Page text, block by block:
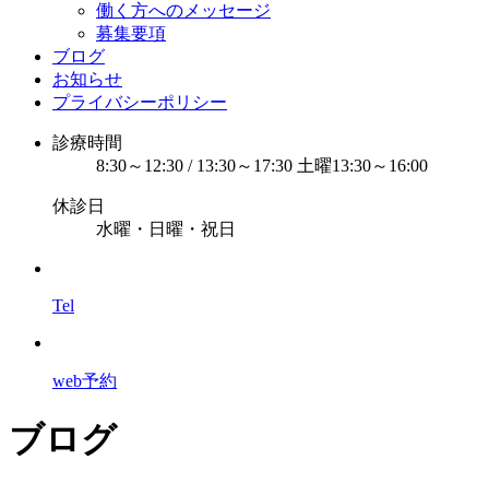
働く方へのメッセージ
募集要項
ブログ
お知らせ
プライバシーポリシー
診療時間
8:30～12:30 / 13:30～17:30 土曜13:30～16:00
休診日
水曜・日曜・祝日
Tel
web予約
ブログ